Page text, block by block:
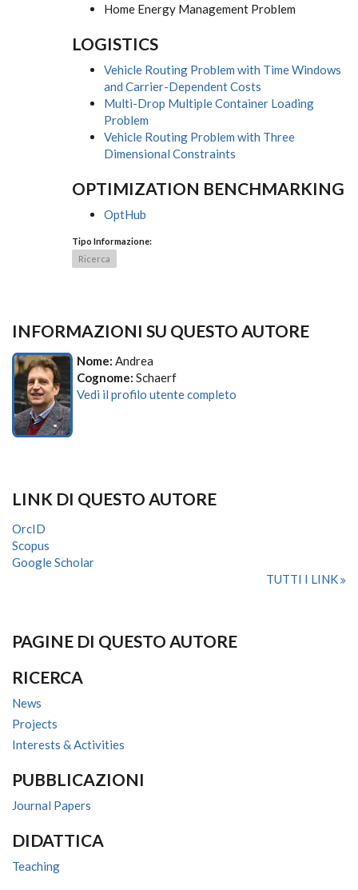
Home Energy Management Problem
LOGISTICS
Vehicle Routing Problem with Time Windows
and Carrier-Dependent Costs
Multi-Drop Multiple Container Loading
Problem
Vehicle Routing Problem with Three
Dimensional Constraints
OPTIMIZATION BENCHMARKING
OptHub
Tipo Informazione:
Ricerca
INFORMAZIONI SU QUESTO AUTORE
Nome: Andrea
Cognome: Schaerf
Vedi il profilo utente completo
LINK DI QUESTO AUTORE
OrcID
Scopus
Google Scholar
TUTTI I LINK
PAGINE DI QUESTO AUTORE
RICERCA
News
Projects
Interests & Activities
PUBBLICAZIONI
Journal Papers
DIDATTICA
Teaching